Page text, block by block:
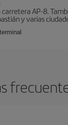
AP-8.
y varias